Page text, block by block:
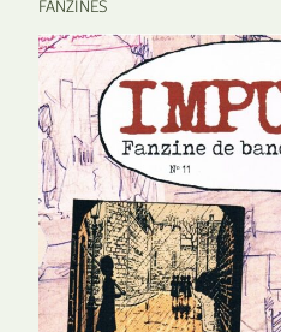
FANZINES